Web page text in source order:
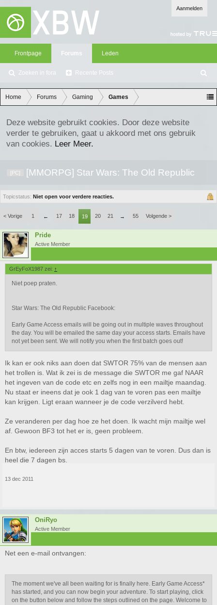
Aanmelden
Frontpage Forums
Zoeken in fora Recente Posts
Leden
oe
ke
n
Home Forums Gaming Games
Deze website gebruikt cookies. Door deze website
verder te gebruiken, gaat u akkoord met ons gebruik
van cookies. Leer Meer.
[PC] [MMORPG] Star Wars: The Old Republic
Topicstatus: Niet open voor verdere reacties.
< Vorige 1 ← 17 18 19 20 21 → 55 Volgende >
Pride
Active Member
GrEyFoX1987 zei: ↑
Niet poep praten.
Star Wars: The Old Republic Facebook:
Early Game Access emails will be going out in multiple waves throughout
the day. You will be emailed the same day your access starts. Emails have
not yet been sent. We will notify you when the first batch goes out!
Ik kan er ook niks aan doen dat SWTOR 75% van de mensen aan
het trollen is. Wat ik zei is de message die SWTOR me gaf NAAR
het ingeven van de code etc en zelfs nog in een mailtje maandag.
Nu staat er ineens dat je ook 1 dag van te voren pas een mailtje
kan krijgen. Ligt eraan wanneer je de code verzilverd hebt.
Ze veranderen per dag hoe ze het doen. Ik wacht mijn mailtje wel
af. Gewoon BF3 tot het er is, geen probleem.
En btw, iedereen zijn acces starts 5 dagen van te voren. Dus dan is
heel die 7 dagen bs.
13 dec 2011
OniRyo
Active Member
Net een e-mail ontvangen:
The moment we've all been waiting for is finally here. Early Game Access*
has started, and you can now begin your adventure. To start playing, click
on the button below and follow the steps outlined on the page. Welcome to